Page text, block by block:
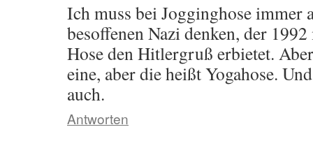
Ich muss bei Jogginghose immer
besoffenen Nazi denken, der
Hose den Hitlergruß erbietet.
eine, aber die heißt Yogahose.
auch.
Antworten